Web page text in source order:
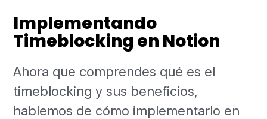
Implementando
Timeblocking en Notion
Ahora que comprendes qué es el
timeblocking y sus beneficios,
hablemos de cómo implementarlo en